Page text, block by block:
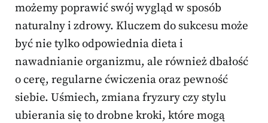
możemy poprawić swój wygląd w sposób
naturalny i zdrowy. Kluczem do sukcesu może
być nie tylko odpowiednia dieta i
nawadnianie organizmu, ale również dbałość
o cerę, regularne ćwiczenia oraz pewność
siebie. Uśmiech, zmiana fryzury czy stylu
ubierania się to drobne kroki, które mogą